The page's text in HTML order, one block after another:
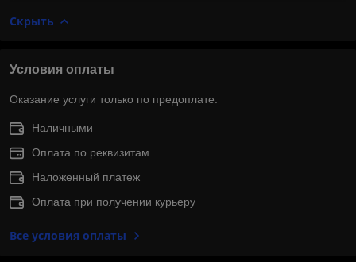
Скрыть
Условия оплаты
Оказание услуги только по предоплате.
Наличными
Оплата по реквизитам
Наложенный платеж
Оплата при получении курьеру
Все условия оплаты